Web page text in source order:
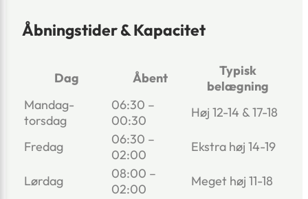
Åbningstider & Kapacitet
Dag Åbent
Typisk
belægning
Mandag-
torsdag
06:30 –
00:30
Høj 12-14 & 17-18
Fredag
06:30 –
02:00
Ekstra høj 14-19
Lørdag
08:00 –
02:00
Meget høj 11-18